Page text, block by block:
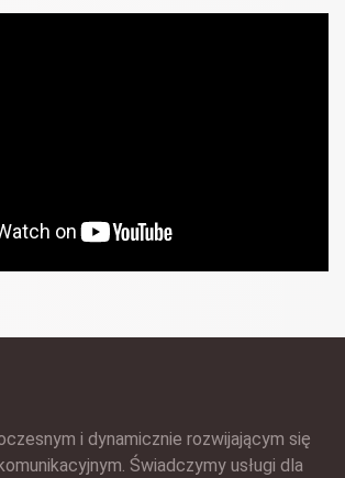
i dynamicznie rozwijającym się
Świadczymy usługi dla